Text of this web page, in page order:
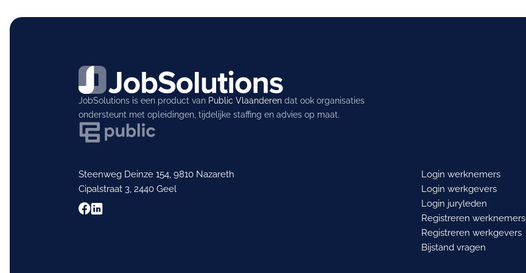
JobSolutions is een product van Public Vlaanderendat ook organisaties
ondersteunt met opleidingen, tijdelijke staffing en advies op maat.
Steenweg Deinze 154, 9810 Nazareth
Cipalstraat 3, 2440 Geel
Login werknemers
Login werkgevers
Login juryleden
Registreren werknemers
Registreren werkgevers
Bijstand vragen